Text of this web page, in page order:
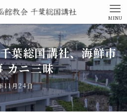
MENU
葉総国講社、海鮮市
カニ三昧
11月24日